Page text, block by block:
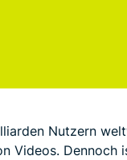
Nutzern
Videos.